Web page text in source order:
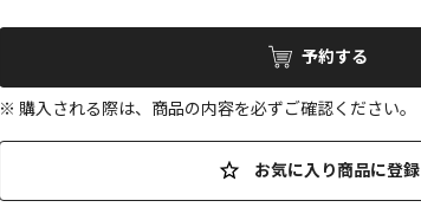
予約する
※ 購入される際は、商品の内容を必ずご確認ください。
お気に入り商品に登録